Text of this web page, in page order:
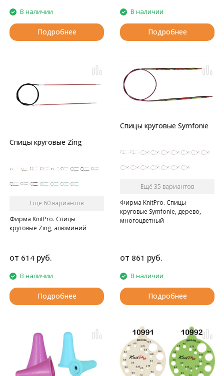
В наличии
Подробнее
В наличии
Подробнее
Спицы круговые Zing
Ещё 60 вариантов
Фирма KnitPro. Спицы
круговые Zing, алюминий
от 614 руб.
В наличии
Подробнее
Спицы круговые Symfonie
Ещё 35 вариантов
Фирма KnitPro. Спицы
круговые Symfonie, дерево,
многоцветный
от 861 руб.
В наличии
Подробнее